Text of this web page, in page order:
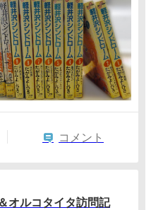
コメント
オルコタイタ訪問記